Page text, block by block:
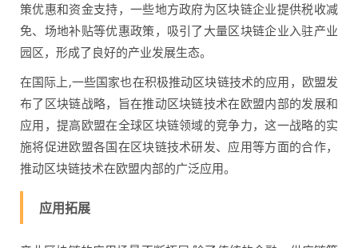
策优惠和资金支持，一些地方政府为区块链企业提供税收减
免、场地补贴等优惠政策，吸引了大量区块链企业入驻产业
园区，形成了良好的产业发展生态。
在国际上,一些国家也在积极推动区块链技术的应用，欧盟发
布了区块链战略，旨在推动区块链技术在欧盟内部的发展和
应用，提高欧盟在全球区块链领域的竞争力，这一战略的实
施将促进欧盟各国在区块链技术研发、应用等方面的合作，
推动区块链技术在欧盟内部的广泛应用。
应用拓展